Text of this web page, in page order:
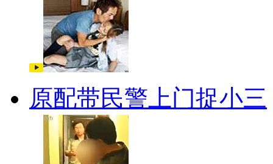
原配带民警上门捉小三